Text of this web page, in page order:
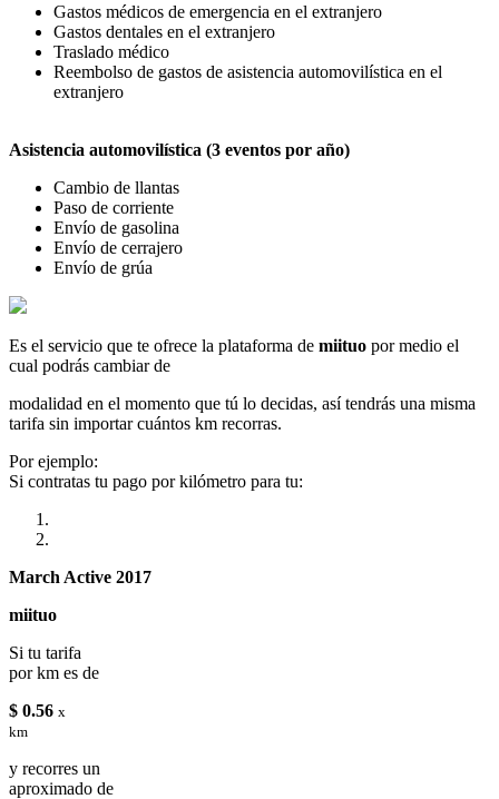
Gastos médicos de emergencia en el extranjero
Gastos dentales en el extranjero
Traslado médico
Reembolso de gastos de asistencia automovilística en el
extranjero
Asistencia automovilística (3 eventos por año)
Cambio de llantas
Paso de corriente
Envío de gasolina
Envío de cerrajero
Envío de grúa
Es el servicio que te ofrece la plataforma de miituo por medio el
cual podrás cambiar de
modalidad en el momento que tú lo decidas, así tendrás una misma
tarifa sin importar cuántos km recorras.
Por ejemplo:
Si contratas tu pago por kilómetro para tu:
March Active 2017
miituo
Si tu tarifa
por km es de
$ 0.56 x
km
y recorres un
aproximado de